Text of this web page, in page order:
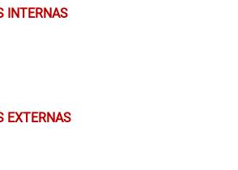
INTERNAS
EXTERNAS